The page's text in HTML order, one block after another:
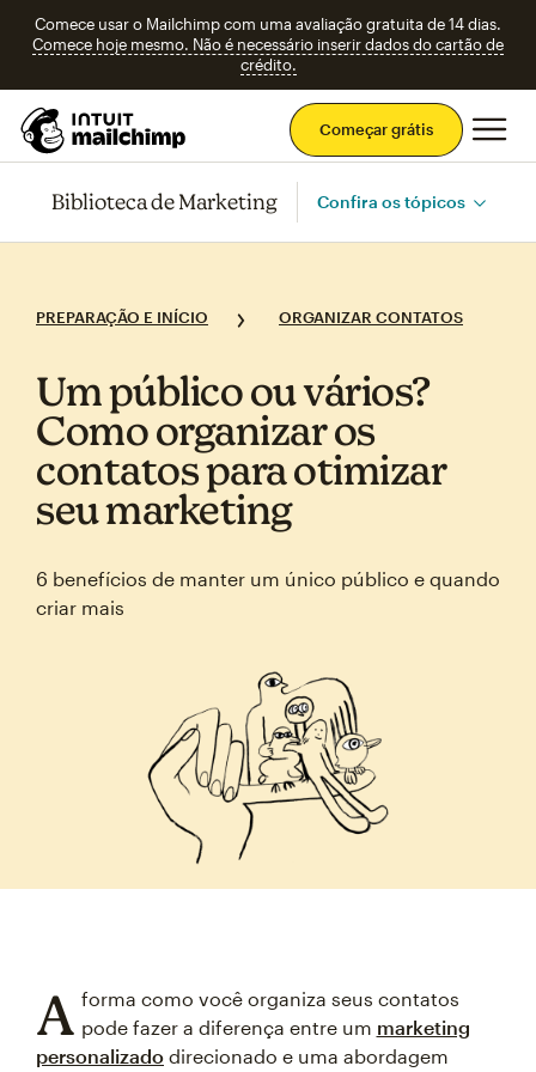
Comece usar o Mailchimp com uma avaliação gratuita de 14 dias.
Comece hoje mesmo. Não é necessário inserir dados do cartão de
crédito.
Começar grátis
Biblioteca de Marketing Confira os tópicos
PREPARAÇÃO E INÍCIO ORGANIZAR CONTATOS
Um público ou vários?
Como organizar os
contatos para otimizar
seu marketing
6 benefícios de manter um único público e quando
criar mais
A forma como você organiza seus contatos
pode fazer a diferença entre um marketing
personalizado direcionado e uma abordagem